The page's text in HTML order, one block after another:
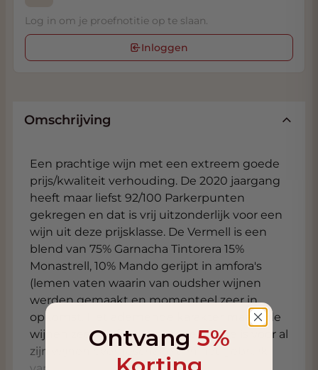
Log in om je proefnotitie op te slaan.
Inloggen
Omschrijving
Een prachtige wijn met een extreem goede
prijs/kwaliteit verhouding. De 2020 jaargang
heeft maar liefst 92/100 Parkerpunten
gekregen en dat is vrij uitzonderlijk voor een
wijn uit deze prijsklasse. De Vermell is een
blend van 75% Garnacha Tintorera 15%
Monastrell, 10% Mando gerijpt in amfora's
(lemen vaten waarin van oudsher wijnen
werden gemaakt en momenteel zeer in
opkomst. Het ademende karakter maakt de
wijnen zeer verfijnd. Celler del Roure is voor al
zijn wijnen overgeschakeld in het gebruik
Ontvang 5%